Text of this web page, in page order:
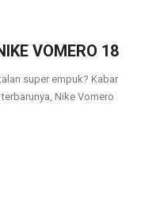
VOMERO 18
super empuk? Kabar
Nike Vomero